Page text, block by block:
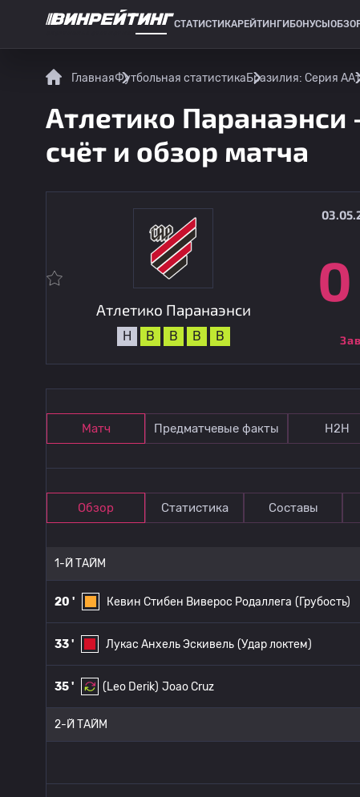
СТАТИСТИКАРЕЙТИНГИ БОНУСЫ
ГлавнаяФутбольная статистикаБразилия: Серия А
Атлетико Паранаэнси
счёт и обзор матча
Атлетико Паранаэнси
Н В В В В
0
Матч Предматчевые факты Н2Н
Обзор Статистика Составы
1-Й ТАЙМ
20 ' Кевин Стибен Виверос Родаллега (Грубость)
33 ' Лукас Анхель Эскивель (Удар локтем)
35 ' (Leo Derik) Joao Cruz
2-Й ТАЙМ